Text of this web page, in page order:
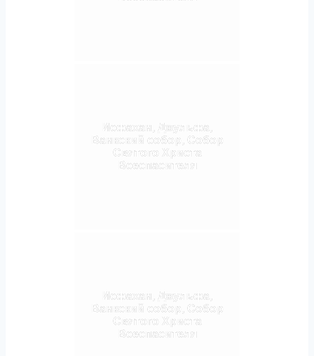
Исфахан, Джульфа,
Ванкский собор, Собор
Святого Христа
Всеспасителя
Исфахан, Джульфа,
Ванкский собор, Собор
Святого Христа
Всеспасителя